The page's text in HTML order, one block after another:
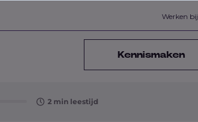
Werken bij
Kennismaken
2 min leestijd